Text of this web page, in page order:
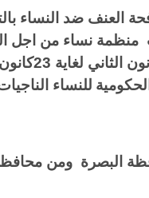
العنف ضد النساء
نساء من اجل
للنساء
البصرة ومن محافظة